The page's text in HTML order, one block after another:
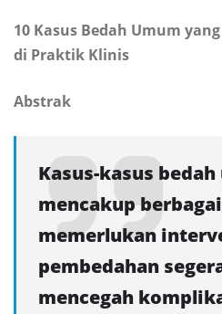
10 Kasus Bedah Umum
di Praktik Klinis
Abstrak
Kasus-kasus
mencakup
memerlukan
pembedahan
mencegah